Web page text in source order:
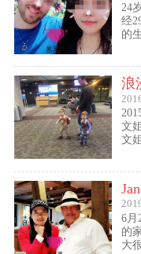
24
经
的
文
文
6月
的
大